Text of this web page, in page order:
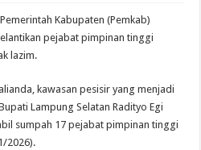
Kabupaten (Pemkab)
pejabat pimpinan tinggi
lazim.
kawasan pesisir yang menjadi
Lampung Selatan Radityo Egi
sumpah 17 pejabat pimpinan tinggi
2026).